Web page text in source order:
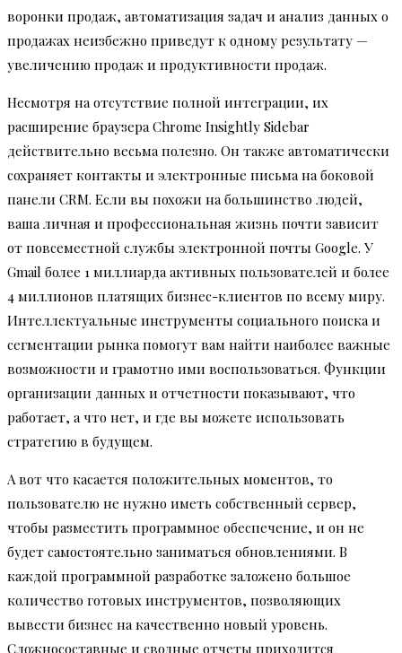
воронки продаж, автоматизация задач и анализ данных о
продажах неизбежно приведут к одному результату —
увеличению продаж и продуктивности продаж.
Несмотря на отсутствие полной интеграции, их
расширение браузера Chrome Insightly Sidebar
действительно весьма полезно. Он также автоматически
сохраняет контакты и электронные письма на боковой
панели CRM. Если вы похожи на большинство людей,
ваша личная и профессиональная жизнь почти зависит
от повсеместной службы электронной почты Google. У
Gmail более 1 миллиарда активных пользователей и более
4 миллионов платящих бизнес-клиентов по всему миру.
Интеллектуальные инструменты социального поиска и
сегментации рынка помогут вам найти наиболее важные
возможности и грамотно ими воспользоваться. Функции
организации данных и отчетности показывают, что
работает, а что нет, и где вы можете использовать
стратегию в будущем.
А вот что касается положительных моментов, то
пользователю не нужно иметь собственный сервер,
чтобы разместить программное обеспечение, и он не
будет самостоятельно заниматься обновлениями. В
каждой программной разработке заложено большое
количество готовых инструментов, позволяющих
вывести бизнес на качественно новый уровень.
Сложносоставные и сводные отчеты приходится